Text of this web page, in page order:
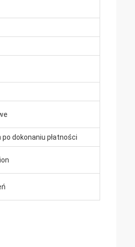
dokonaniu płatności